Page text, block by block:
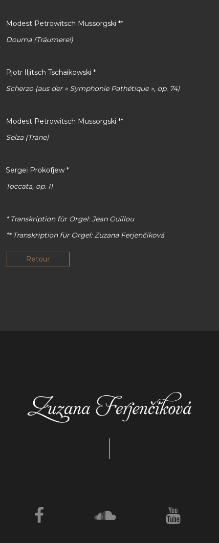
Modest Petrowitsch Mussorgski **
Douma (Träumerei)
Pjotr Iljitsch Tschaikowski *
Scherzo (aus der « Symphonie Pathétique », op. 74)
Modest Petrowitsch Mussorgski **
Selza (Träne)
Sergei Prokofjew *
Toccata, op. 11
* Transkription für Orgel: Jean Guillou
** Transkription für Orgel: Zuzana Ferjenčíková
Retour